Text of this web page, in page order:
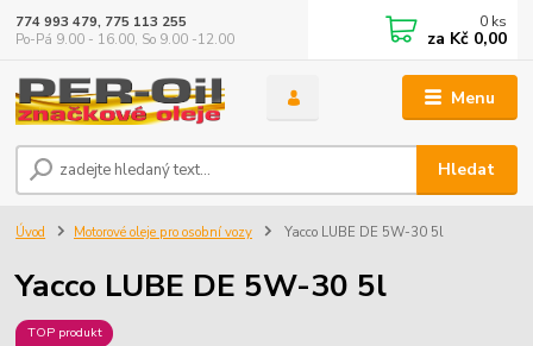
Menu
Hledat
774 993 479, 775 113 255
Po-Pá 9.00 - 16.00, So 9.00 -12.00
0 ks
za Kč 0,00
Úvod Motorové oleje pro osobní vozy Yacco LUBE DE 5W-30 5l
Yacco LUBE DE 5W-30 5l
TOP produkt